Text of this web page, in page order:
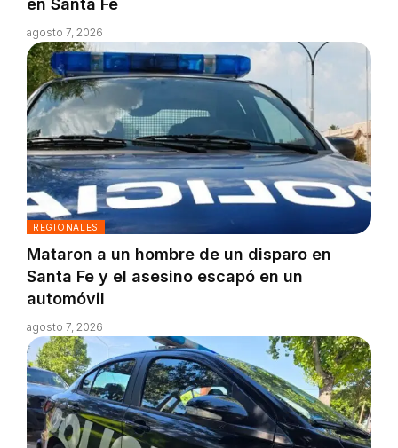
en Santa Fe
agosto 7, 2026
REGIONALES
Mataron a un hombre de un disparo en
Santa Fe y el asesino escapó en un
automóvil
agosto 7, 2026